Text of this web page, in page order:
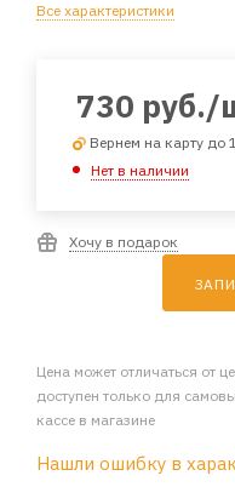
Все характеристики
730 руб./
Вернем на карту до
Нет в наличии
Хочу в подарок
Цена может отличаться от
доступен только для
кассе в магазине
Нашли ошибку в